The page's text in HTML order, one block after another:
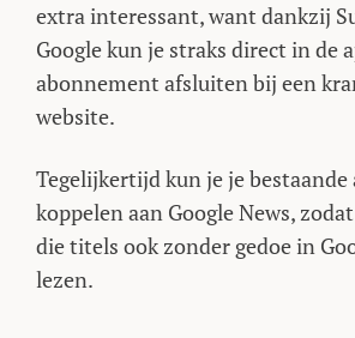
extra interessant, want dankzij
Google kun je straks direct in de
abonnement afsluiten bij een
website.
Tegelijkertijd kun je je
koppelen aan Google News,
die titels ook zonder gedoe in
lezen.